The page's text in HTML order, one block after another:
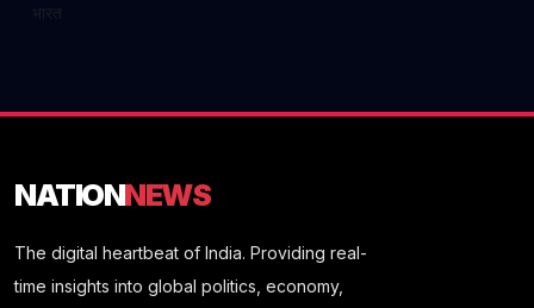
NATIONNEWS
The digital heartbeat of India. Providing real-
time insights into global politics, economy,